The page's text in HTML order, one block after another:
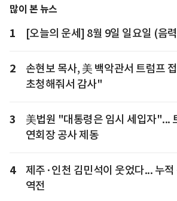
많이 본 뉴스
1 [오늘의 운세] 8월 9일 일요일 (음
2
손현보 목사, 美 백악관서 트럼프
초청해줘서 감사"
3
美법원 "대통령은 임시 세입자"...
연회장 공사 제동
4
제주·인천 김민석이 웃었다... 누적
역전